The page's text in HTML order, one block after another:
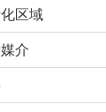
区域
介